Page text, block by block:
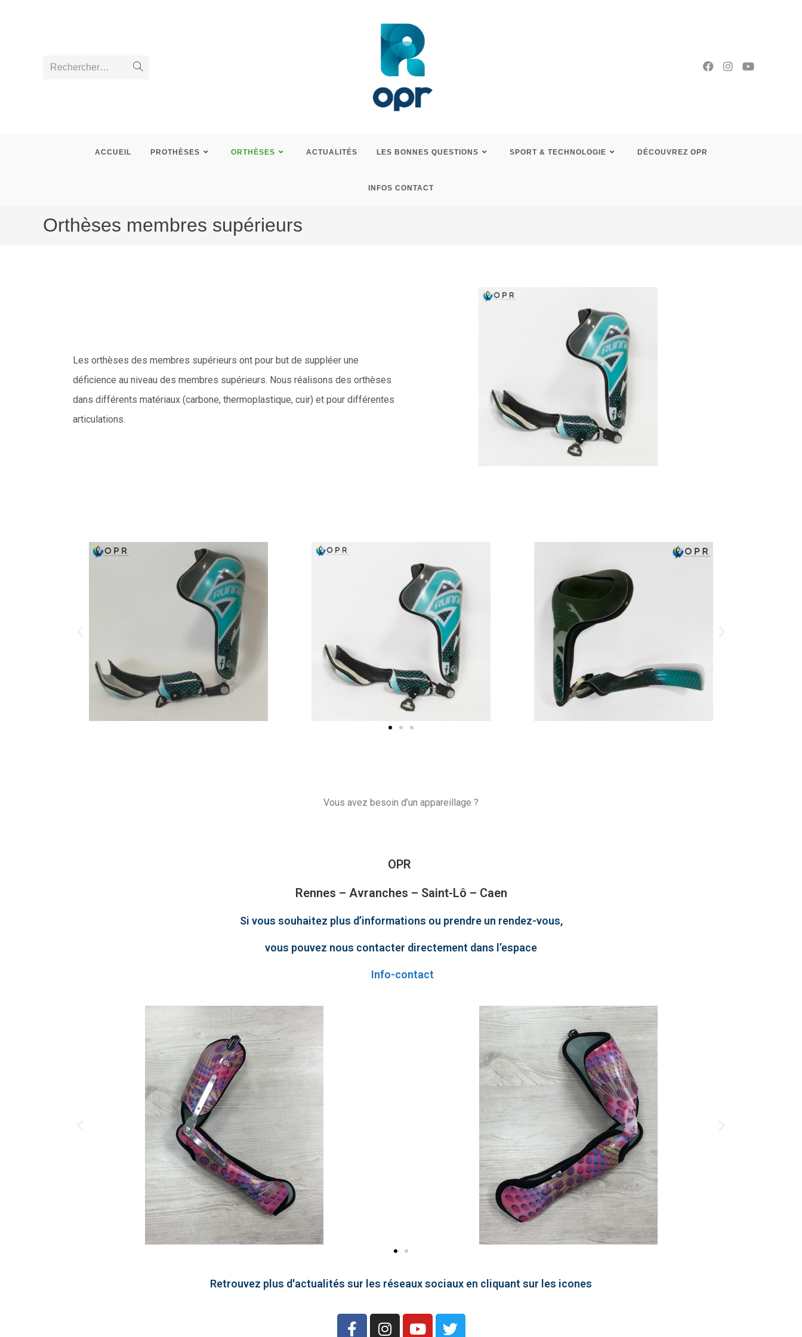
Rechercher…
ACCUEIL PROTHÈSES ORTHÈSES ACTUALITÉS LES BONNES QUESTIONS SPORT & TECHNOLOGIE DÉCOUVREZ OPR
INFOS CONTACT
Orthèses membres supérieurs
Les orthèses des membres supérieurs ont pour but de suppléer une
déficience au niveau des membres supérieurs. Nous réalisons des orthèses
dans différents matériaux (carbone, thermoplastique, cuir) et pour différentes
articulations.
Vous avez besoin d’un appareillage ?
OPR
Rennes – Avranches – Saint-Lô – Caen
Si vous souhaitez plus d’informations ou prendre un rendez-vous,
vous pouvez nous contacter directement dans l’espace
Info-contact
Retrouvez plus d'actualités sur les réseaux sociaux en cliquant sur les icones